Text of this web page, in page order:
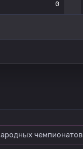
0
чемпионатов